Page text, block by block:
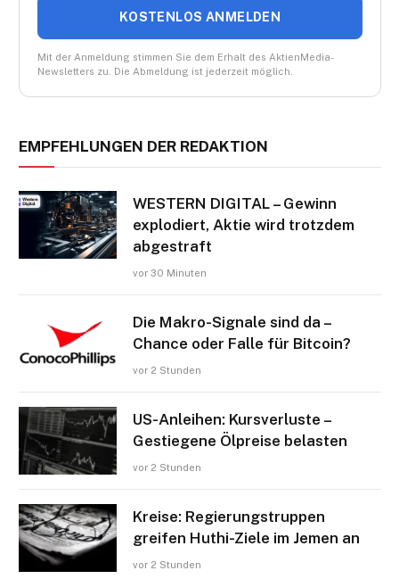
KOSTENLOS ANMELDEN
Mit der Anmeldung stimmen Sie dem Erhalt des AktienMedia-
Newsletters zu. Die Abmeldung ist jederzeit möglich.
EMPFEHLUNGEN DER REDAKTION
WESTERN DIGITAL – Gewinn
explodiert, Aktie wird trotzdem
abgestraft
vor 30 Minuten
Die Makro-Signale sind da –
Chance oder Falle für Bitcoin?
vor 2 Stunden
US-Anleihen: Kursverluste –
Gestiegene Ölpreise belasten
vor 2 Stunden
Kreise: Regierungstruppen
greifen Huthi-Ziele im Jemen an
vor 2 Stunden